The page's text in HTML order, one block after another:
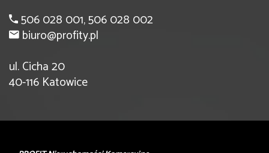
506 028 001, 506 028 002
biuro@profity.pl
ul. Cicha 20
40-116 Katowice